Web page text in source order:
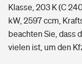
Arbeitsrechtsschutz
Photovoltaik
Pri­vate Haft­pflicht­
Gesundheit
Private
Klasse, 203 K (C
kW, 2597 ccm,
beachten Sie, dass
vielen ist, um den